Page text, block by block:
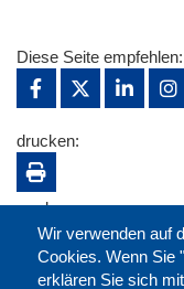
Wir verwenden auf
Cookies. Wenn Sie
erklären Sie sich
Diese Seite empfehlen:
drucken:
merken: